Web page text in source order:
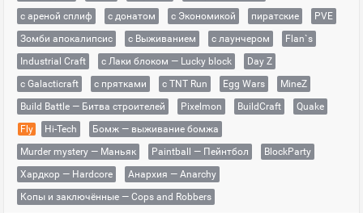
с ареной сплиф
с донатом с Экономикой пиратские
PVE
Зомби апокалипсис
с Выживанием с лаунчером
Flan`s
Industrial Craft
с Лаки блоком — Lucky block
Day Z
с Galacticraft
с прятками с TNT Run Egg Wars
MineZ
Build Battle — Битва строителей
Pixelmon BuildCraft
Quake
Fly
Hi-Tech
Бомж — выживание бомжа
Murder mystery — Маньяк
Paintball — Пейнтбол
BlockParty
Хардкор — Hardcore
Анархия — Anarchy
Копы и заключённые — Cops and Robbers